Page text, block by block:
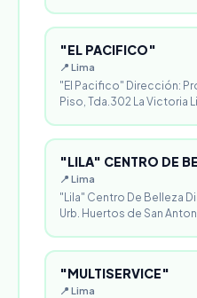
"EL PACIFICO"
📍 Lima
"El Pacifico" Dirección:
Piso, Tda.302 La Victoria
"LILA" CENTRO DE
📍 Lima
"Lila" Centro De Belleza
Urb. Huertos de San
"MULTISERVICE"
📍 Lima